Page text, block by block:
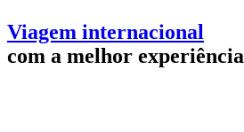
Viagem internacional
com a melhor experiência